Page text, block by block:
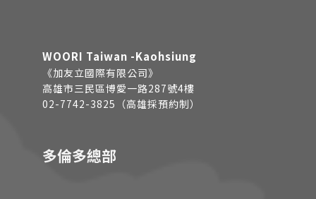
WOORI Taiwan -Kaohsiung
《加友立國際有限公司》
高雄市三民區博愛一路287號4樓
02-7742-3825（高雄採預約制）
多倫多總部